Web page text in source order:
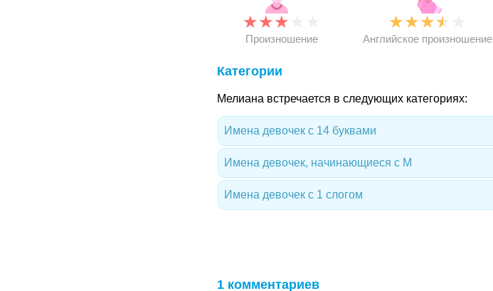
★★★
Произношение
★★★★
Английское произношение
Категории
Мелиана встречается в следующих категориях:
Имена девочек с 14 буквами
Имена девочек, начинающиеся с М
Имена девочек с 1 слогом
1 комментариев